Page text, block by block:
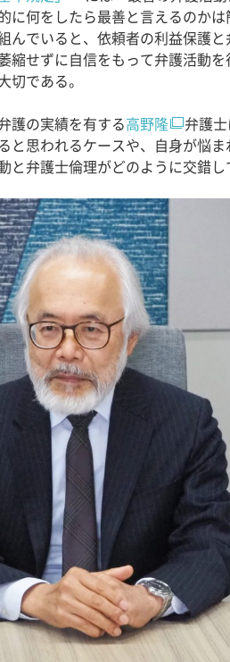
に何をしたら最善と言えるのか
んでいると、依頼者の利益保護
縮せずに自信をもって弁護活動
である。
護の実績を有する高野隆
弁護
と思われるケースや、自身が悩
弁護士倫理がどのように交錯し